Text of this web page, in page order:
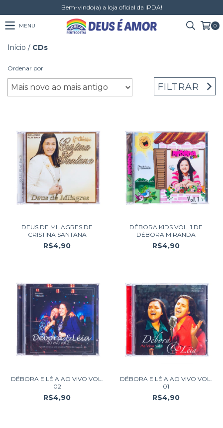
Bem-vindo(a) a loja oficial da IPDA!
MENU 0
Início / CDs
Ordenar por
FILTRAR
DEUS DE MILAGRES DE
CRISTINA SANTANA
R$4,90
DÉBORA KIDS VOL. 1 DE
DÉBORA MIRANDA
R$4,90
DÉBORA E LÉIA AO VIVO VOL.
02
R$4,90
DÉBORA E LÉIA AO VIVO VOL.
01
R$4,90